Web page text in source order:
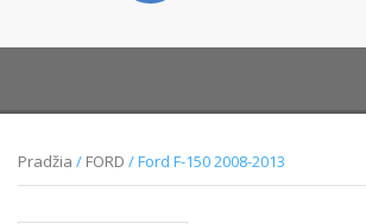
Pradžia / FORD / Ford F-150 2008-2013